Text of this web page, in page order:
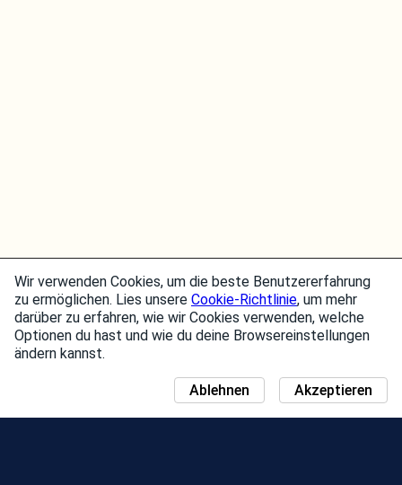
Wir verwenden Cookies, um die beste Benutzererfahrung
zu ermöglichen. Lies unsere Cookie-Richtlinie, um mehr
darüber zu erfahren, wie wir Cookies verwenden, welche
Optionen du hast und wie du deine Browsereinstellungen
ändern kannst.
Akzeptieren
Ablehnen